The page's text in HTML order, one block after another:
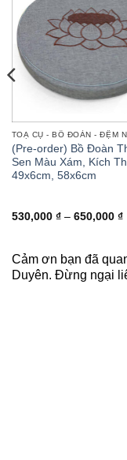
(Pre-order) Bồ Đoàn
Sen Màu Xám, Kích
49x6cm, 58x6cm
530,000 ₫ – 650,000 ₫
Cảm ơn bạn đã
Duyên. Đừng ngại